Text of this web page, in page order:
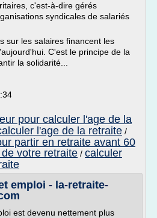
c'est-à-dire gérés
syndicales de salariés
sur les salaires financent les
C'est le principe de la
la solidarité...
pour calculer l'age de la
l'age de la retraite /
partir en retraite avant 60
votre retraite / calculer
emploi - la-retraite-
est devenu nettement plus